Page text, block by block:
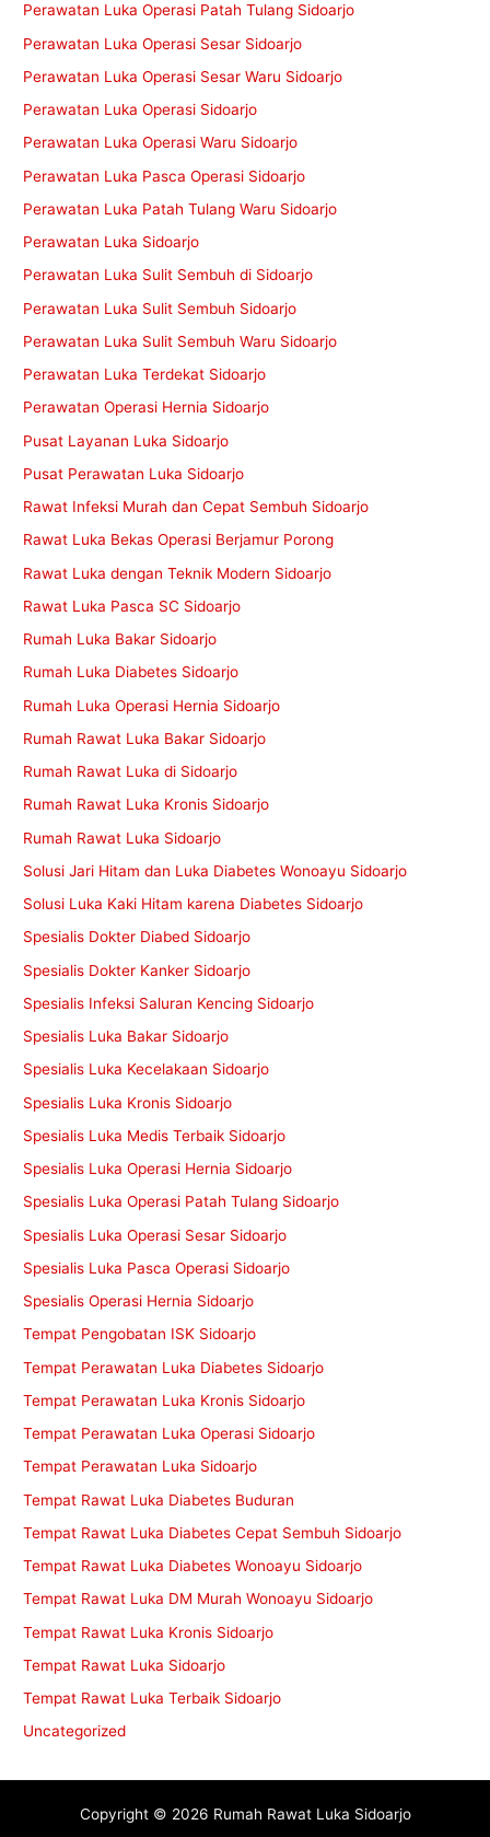
Perawatan Luka Operasi Patah Tulang Sidoarjo
Perawatan Luka Operasi Sesar Sidoarjo
Perawatan Luka Operasi Sesar Waru Sidoarjo
Perawatan Luka Operasi Sidoarjo
Perawatan Luka Operasi Waru Sidoarjo
Perawatan Luka Pasca Operasi Sidoarjo
Perawatan Luka Patah Tulang Waru Sidoarjo
Perawatan Luka Sidoarjo
Perawatan Luka Sulit Sembuh di Sidoarjo
Perawatan Luka Sulit Sembuh Sidoarjo
Perawatan Luka Sulit Sembuh Waru Sidoarjo
Perawatan Luka Terdekat Sidoarjo
Perawatan Operasi Hernia Sidoarjo
Pusat Layanan Luka Sidoarjo
Pusat Perawatan Luka Sidoarjo
Rawat Infeksi Murah dan Cepat Sembuh Sidoarjo
Rawat Luka Bekas Operasi Berjamur Porong
Rawat Luka dengan Teknik Modern Sidoarjo
Rawat Luka Pasca SC Sidoarjo
Rumah Luka Bakar Sidoarjo
Rumah Luka Diabetes Sidoarjo
Rumah Luka Operasi Hernia Sidoarjo
Rumah Rawat Luka Bakar Sidoarjo
Rumah Rawat Luka di Sidoarjo
Rumah Rawat Luka Kronis Sidoarjo
Rumah Rawat Luka Sidoarjo
Solusi Jari Hitam dan Luka Diabetes Wonoayu Sidoarjo
Solusi Luka Kaki Hitam karena Diabetes Sidoarjo
Spesialis Dokter Diabed Sidoarjo
Spesialis Dokter Kanker Sidoarjo
Spesialis Infeksi Saluran Kencing Sidoarjo
Spesialis Luka Bakar Sidoarjo
Spesialis Luka Kecelakaan Sidoarjo
Spesialis Luka Kronis Sidoarjo
Spesialis Luka Medis Terbaik Sidoarjo
Spesialis Luka Operasi Hernia Sidoarjo
Spesialis Luka Operasi Patah Tulang Sidoarjo
Spesialis Luka Operasi Sesar Sidoarjo
Spesialis Luka Pasca Operasi Sidoarjo
Spesialis Operasi Hernia Sidoarjo
Tempat Pengobatan ISK Sidoarjo
Tempat Perawatan Luka Diabetes Sidoarjo
Tempat Perawatan Luka Kronis Sidoarjo
Tempat Perawatan Luka Operasi Sidoarjo
Tempat Perawatan Luka Sidoarjo
Tempat Rawat Luka Diabetes Buduran
Tempat Rawat Luka Diabetes Cepat Sembuh Sidoarjo
Tempat Rawat Luka Diabetes Wonoayu Sidoarjo
Tempat Rawat Luka DM Murah Wonoayu Sidoarjo
Tempat Rawat Luka Kronis Sidoarjo
Tempat Rawat Luka Sidoarjo
Tempat Rawat Luka Terbaik Sidoarjo
Uncategorized
Copyright © 2026 Rumah Rawat Luka Sidoarjo